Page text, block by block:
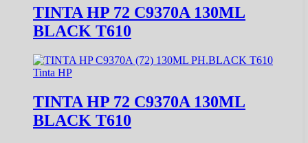
TINTA HP 72 C9370A 130ML
BLACK T610
Tinta HP
TINTA HP 72 C9370A 130ML
BLACK T610